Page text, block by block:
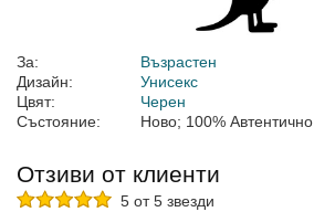
За:
Възрастен
Дизайн:
Унисекс
Цвят:
Черен
Състояние:
Ново; 100% Автентично
Отзиви от клиенти
5 от 5 звезди